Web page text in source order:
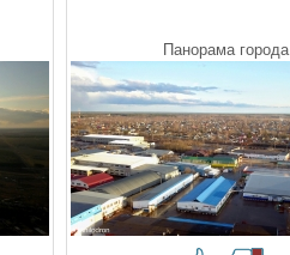
Панорама города